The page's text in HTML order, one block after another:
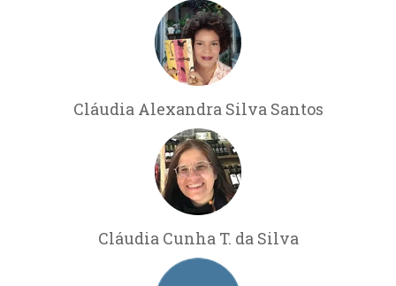
Cláudia Alexandra Silva Santos
Cláudia Cunha T. da Silva